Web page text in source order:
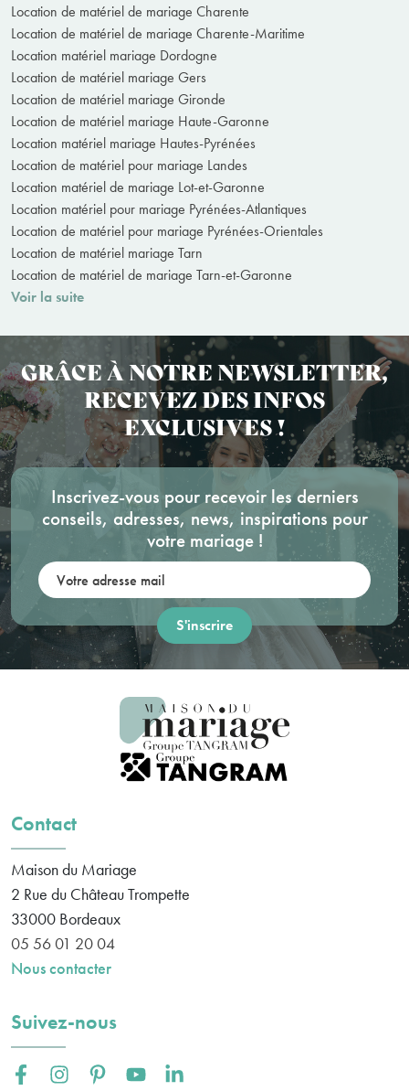
Location de matériel de mariage Charente
Location de matériel de mariage Charente-Maritime
Location matériel mariage Dordogne
Location de matériel mariage Gers
Location de matériel mariage Gironde
Location de matériel mariage Haute-Garonne
Location matériel mariage Hautes-Pyrénées
Location de matériel pour mariage Landes
Location matériel de mariage Lot-et-Garonne
Location matériel pour mariage Pyrénées-Atlantiques
Location de matériel pour mariage Pyrénées-Orientales
Location de matériel mariage Tarn
Location de matériel de mariage Tarn-et-Garonne
Voir la suite
GRÂCE À NOTRE NEWSLETTER,
RECEVEZ DES INFOS
EXCLUSIVES !
Inscrivez-vous pour recevoir les derniers
conseils, adresses, news, inspirations pour
votre mariage !
Contact
Maison du Mariage
2 Rue du Château Trompette
33000 Bordeaux
05 56 01 20 04
Nous contacter
Suivez-nous
Facebook :Instagram :Pinterest :Youtube :Linkedin :